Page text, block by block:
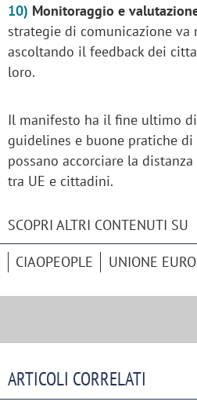
Monitoraggio e
strategie di comunicazione va
ascoltando il feedback dei
loro.
Il manifesto ha il fine ultimo
guidelines e buone pratiche
possano accorciare la
tra UE e cittadini.
SCOPRI ALTRI CONTENUTI SU
CIAOPEOPLE UNIONE
ARTICOLI CORRELATI